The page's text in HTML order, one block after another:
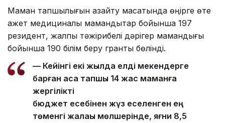
Маман тапшылығын азайту мақсатында өңірге өте
қажет медициналық мамандықтар бойынша 197
резидент, жалпы тәжірибелі дәрігер мамандығы
бойынша 190 білім беру гранты бөлінді.
— Кейінгі екі жылда елді мекендерге
барған аса тапшы 14 жас маманға
жергілікті
бюджет есебінен жүз еселенген ең
төменгі жалақы мөлшерінде, яғни 8,5